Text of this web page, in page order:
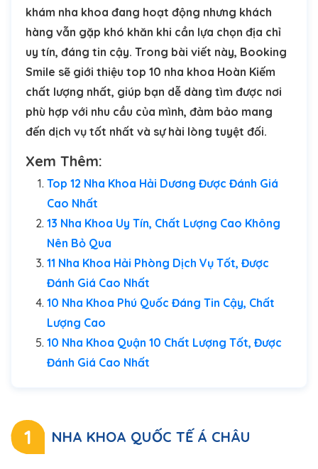
khám nha khoa đang hoạt động nhưng khách
hàng vẫn gặp khó khăn khi cần lựa chọn địa chỉ
uy tín, đáng tin cậy. Trong bài viết này, Booking
Smile sẽ giới thiệu top 10 nha khoa Hoàn Kiếm
chất lượng nhất, giúp bạn dễ dàng tìm được nơi
phù hợp với nhu cầu của mình, đảm bảo mang
đến dịch vụ tốt nhất và sự hài lòng tuyệt đối.
Xem Thêm:
Top 12 Nha Khoa Hải Dương Được Đánh Giá
Cao Nhất
13 Nha Khoa Uy Tín, Chất Lượng Cao Không
Nên Bỏ Qua
11 Nha Khoa Hải Phòng Dịch Vụ Tốt, Được
Đánh Giá Cao Nhất
10 Nha Khoa Phú Quốc Đáng Tin Cậy, Chất
Lượng Cao
10 Nha Khoa Quận 10 Chất Lượng Tốt, Được
Đánh Giá Cao Nhất
1 NHA KHOA QUỐC TẾ Á CHÂU